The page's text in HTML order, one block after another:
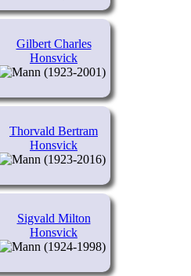
Gilbert Charles
Honsvick
(1923-2001)
Thorvald Bertram
Honsvick
(1923-2016)
Sigvald Milton
Honsvick
(1924-1998)